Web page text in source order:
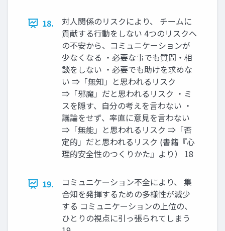
18.
対人関係のリスクにより、 チームに
貢献する行動をしない 4つのリスクへ
の不安から、コミュニケーションが
少なくなる ・必要な事でも質問・相
談をしない ・必要でも助けを求めな
い ⇒「無知」と思われるリスク
⇒「邪魔」だと思われるリスク ・ミ
スを隠す、自分の考えを言わない ・
議論をせず、率直に意見を言わない
⇒「無能」と思われるリスク ⇒「否
定的」だと思われるリスク (書籍『心
理的安全性のつくりかた』より） 18
19.
コミュニケーション不全により、 集
合知を発揮するための多様性が減少
する コミュニケーションの上位の、
ひとりの視点に引っ張られてしまう